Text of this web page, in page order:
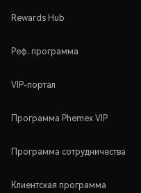
Rewards Hub
Реф. программа
VIP-портал
Программа Phemex VIP
Программа сотрудничества
Клиентская программа